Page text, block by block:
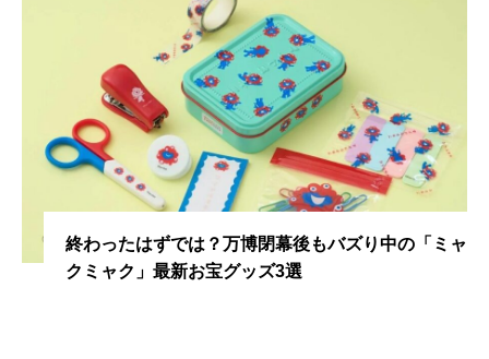
終わったはずでは？万博閉幕後もバズり中の「ミャ
クミャク」最新お宝グッズ3選